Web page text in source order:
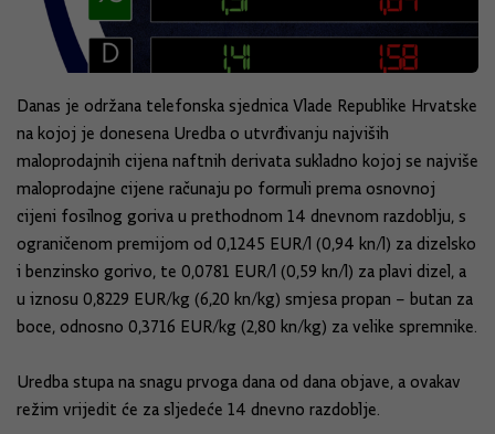
Danas je održana telefonska sjednica Vlade Republike Hrvatske
na kojoj je donesena Uredba o utvrđivanju najviših
maloprodajnih cijena naftnih derivata sukladno kojoj se najviše
maloprodajne cijene računaju po formuli prema osnovnoj
cijeni fosilnog goriva u prethodnom 14 dnevnom razdoblju, s
ograničenom premijom od 0,1245 EUR/l (0,94 kn/l) za dizelsko
i benzinsko gorivo, te 0,0781 EUR/l (0,59 kn/l) za plavi dizel, a
u iznosu 0,8229 EUR/kg (6,20 kn/kg) smjesa propan – butan za
boce, odnosno 0,3716 EUR/kg (2,80 kn/kg) za velike spremnike.
Uredba stupa na snagu prvoga dana od dana objave, a ovakav
režim vrijedit će za sljedeće 14 dnevno razdoblje.